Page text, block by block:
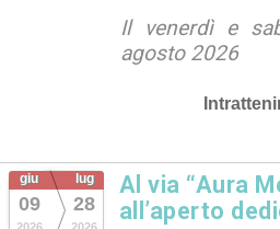
Il venerdì e
agosto 2026
giu
09
lug
28
Al via “Aura
all’aperto